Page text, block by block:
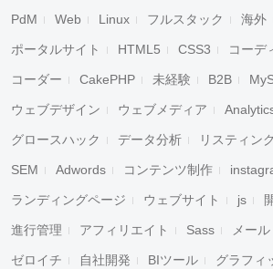
PdM Web Linux フルスタック 海外
ポータルサイト HTML5 CSS3 コーデ
コーダー CakePHP 未経験 B2B
ウェブデザイン ウェブメディア
グロースハック データ分析 リスティン
SEM Adwords コンテンツ制作
ランディングページ ウェブサイト js
進行管理 アフィリエイト Sass メール
ゼロイチ 自社開発 BIツール グラフィ